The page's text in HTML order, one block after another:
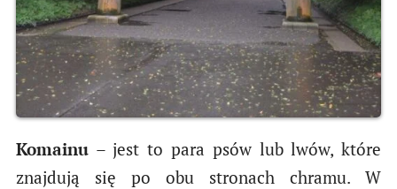
Komainu– jest to para psów lub lwów, które
znajdują się po obu stronach chramu. W